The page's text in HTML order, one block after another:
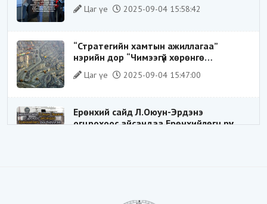
Гүйцэтгэх захирлаар ажиллаж байсан
О.Баттөмөрт холбогдох хэрэг хаашаа
Цаг үе 2025-09-04 15:58:42
“Стратегийн хамтын ажиллагаа”
нэрийн дор “Чимээгүй хөрөнгө
хуримтлал”
Цаг үе 2025-09-04 15:47:00
Ерөнхий сайд Л.Оюун-Эрдэнэ
огцрохоос айсандаа Ерөнхийлөгч рүү